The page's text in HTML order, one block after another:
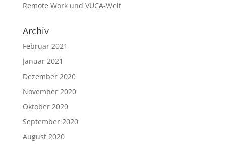
Remote Work und VUCA-Welt
Archiv
Februar 2021
Januar 2021
Dezember 2020
November 2020
Oktober 2020
September 2020
August 2020